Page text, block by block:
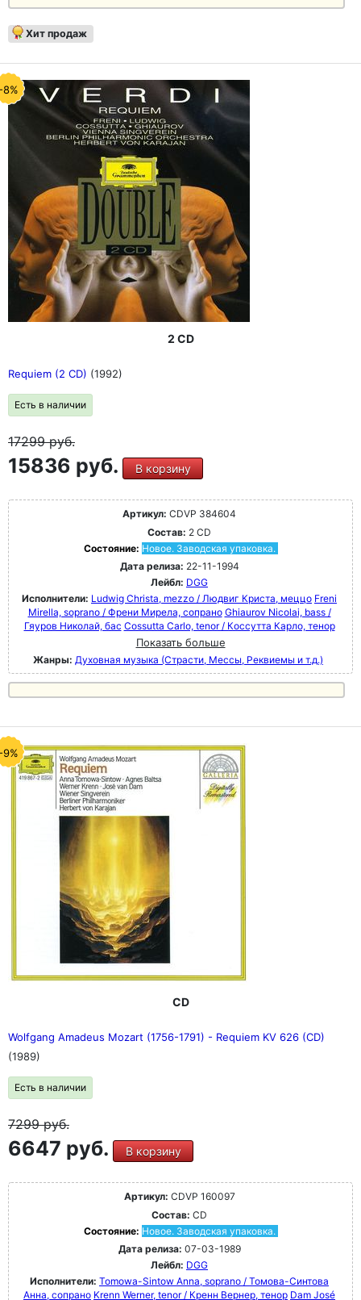
Хит продаж
8%
2 CD
Requiem (2 CD) (1992)
Есть в наличии
17299руб.
15836 руб. В корзину
Артикул: CDVP 384604
Состав: 2 CD
Состояние: Новое. Заводская упаковка.
Дата релиза: 22-11-1994
Лейбл: DGG
Исполнители: Ludwig Christa, mezzo / Людвиг Криста, меццо Freni
Mirella, soprano / Френи Мирела, сопрано Ghiaurov Nicolai, bass /
Гяуров Николай, бас Cossutta Carlo, tenor / Коссутта Карло, тенор
Показать больше
Жанры: Духовная музыка (Страсти, Мессы, Реквиемы и т.д.)
9%
CD
Wolfgang Amadeus Mozart (1756-1791) - Requiem KV 626 (CD)
(1989)
Есть в наличии
7299руб.
6647 руб. В корзину
Артикул: CDVP 160097
Состав: CD
Состояние: Новое. Заводская упаковка.
Дата релиза: 07-03-1989
Лейбл: DGG
Исполнители: Tomowa-Sintow Anna, soprano / Томова-Синтова
Анна, сопрано Krenn Werner, tenor / Кренн Вернер, тенор Dam José